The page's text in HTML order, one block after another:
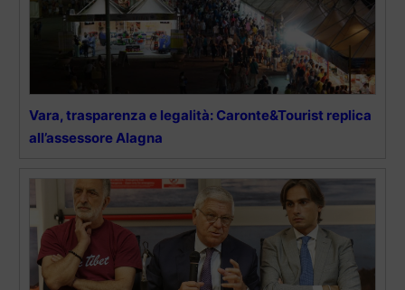
Vara, trasparenza e legalità: Caronte&Tourist replica
all’assessore Alagna